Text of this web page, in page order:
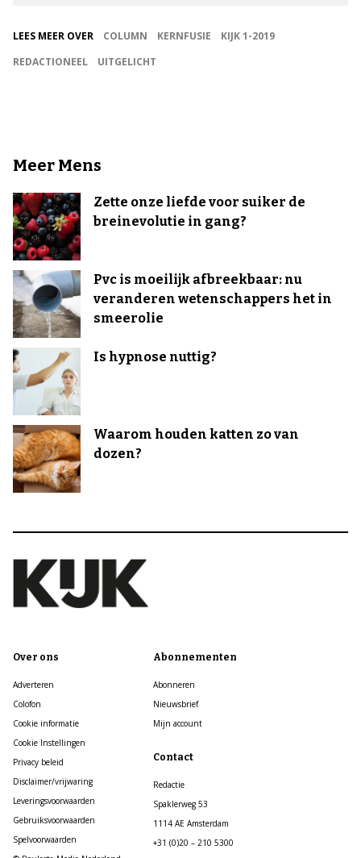
LEES MEER OVER COLUMN KERNFUSIE
KIJK 1-2019
REDACTIONEEL
UITGELICHT
Meer Mens
Zette onze liefde voor suiker de
breinevolutie in gang?
Pvc is moeilijk afbreekbaar: nu
veranderen wetenschappers het in
smeerolie
Is hypnose nuttig?
Waarom houden katten zo van
dozen?
Over ons
Adverteren
Colofon
Cookie informatie
Cookie Instellingen
Privacy beleid
Disclaimer/vrijwaring
Leveringsvoorwaarden
Gebruiksvoorwaarden
Spelvoorwaarden
Abonnementen
Abonneren
Nieuwsbrief
Mijn account
Contact
Redactie
Spaklerweg 53
1114 AE Amsterdam
+31 (0)20 – 210 5300